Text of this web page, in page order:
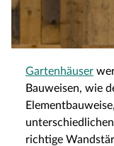
Gartenhäuser
Bauweisen, wie
richtige